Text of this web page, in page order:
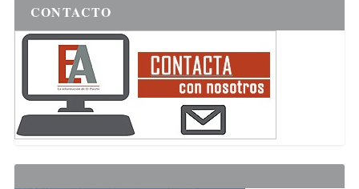
CONTACTO